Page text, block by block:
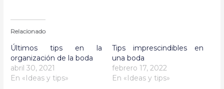
Relacionado
Últimos tips en la
organización de la boda
abril 30, 2021
En «Ideas y tips»
Tips imprescindibles en
una boda
febrero 17, 2022
En «Ideas y tips»